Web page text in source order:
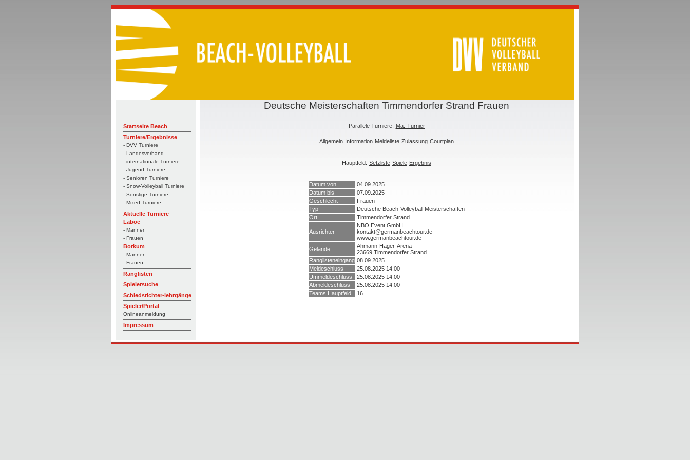
Startseite Beach
Turniere/Ergebnisse
- DVV Turniere
- Landesverband
- internationale Turniere
- Jugend Turniere
- Senioren Turniere
- Snow-Volleyball Turniere
- Sonstige Turniere
- Mixed Turniere
Aktuelle Turniere
Laboe
- Männer
- Frauen
Borkum
- Männer
- Frauen
Ranglisten
Spielersuche
Schiedsrichter-lehrgänge
Spieler/Portal
Onlineanmeldung
Impressum
Deutsche Meisterschaften Timmendorfer Strand Frauen
Parallele Turniere: Mä.-Turnier
Allgemein Information Meldeliste Zulassung Courtplan
Hauptfeld: Setzliste Spiele Ergebnis
Datum von
04.09.2025
Datum bis
07.09.2025
Geschlecht
Frauen
Typ
Deutsche Beach-Volleyball Meisterschaften
Ort
Timmendorfer Strand
Ausrichter
NBO Event GmbH
kontakt@germanbeachtour.de
www.germanbeachtour.de
Gelände
Ahmann-Hager-Arena
23669 Timmendorfer Strand
Ranglisteneingang 08.09.2025
Meldeschluss
25.08.2025 14:00
Ummeldeschluss
25.08.2025 14:00
Abmeldeschluss
25.08.2025 14:00
Teams Hauptfeld
16